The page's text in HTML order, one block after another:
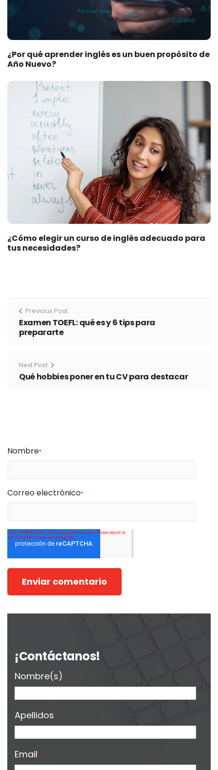
¿Por qué aprender inglés es un buen propósito de
Año Nuevo?
¿Cómo elegir un curso de inglés adecuado para
tus necesidades?
Previous Post
Examen TOEFL: qué es y 6 tips para
prepararte
Next Post
Qué hobbies poner en tu CV para destacar
Nombre*
Correo electrónico*
¡Contáctanos!
Nombre(s) *
Apellidos *
Email *